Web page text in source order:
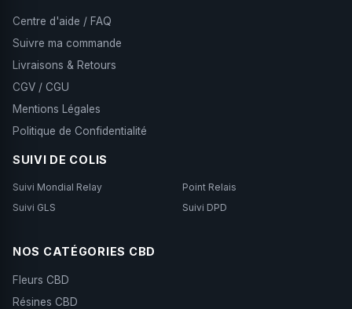
Centre d'aide / FAQ
Suivre ma commande
Livraisons & Retours
CGV / CGU
Mentions Légales
Politique de Confidentialité
SUIVI DE COLIS
Suivi Mondial Relay
Point Relais
Suivi GLS
Suivi DPD
NOS CATÉGORIES CBD
Fleurs CBD
Résines CBD